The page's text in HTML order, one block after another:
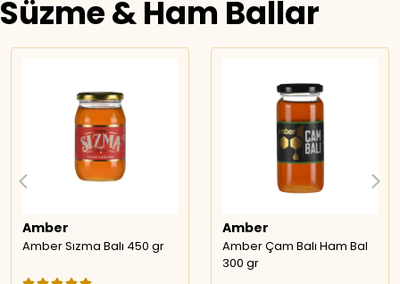
Süzme & Ham Ballar
Amber
Amber Sızma Balı 450 gr
Amber
Amber Çam Balı Ham Bal
300 gr